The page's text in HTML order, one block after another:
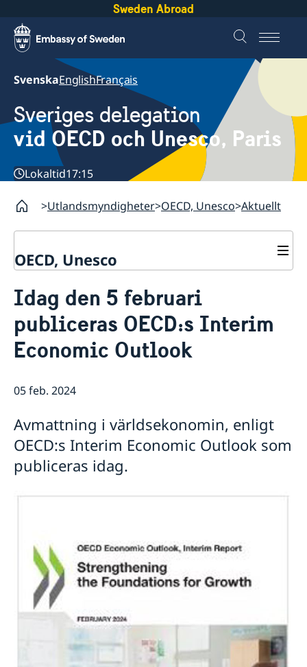
Sweden Abroad
SvenskaEnglishFrançais
Sveriges delegation
vid OECD och Unesco, Paris
Lokaltid17:15
Utlandsmyndigheter OECD, Unesco Aktuellt
OECD, Unesco
Om oss
Praktisk information för delegater
Sverige och OECD
OECD:s kommande program
Unescos kommande program
Adressregister - Medlemsländernas delegationer
Dataskyddspolicy (GDPR)
Aktuellt
Lediga tjänster
Idag den 5 februari
publiceras OECD:s Interim
Economic Outlook
05 feb. 2024
Avmattning i världsekonomin, enligt
OECD:s Interim Economic Outlook som
publiceras idag.